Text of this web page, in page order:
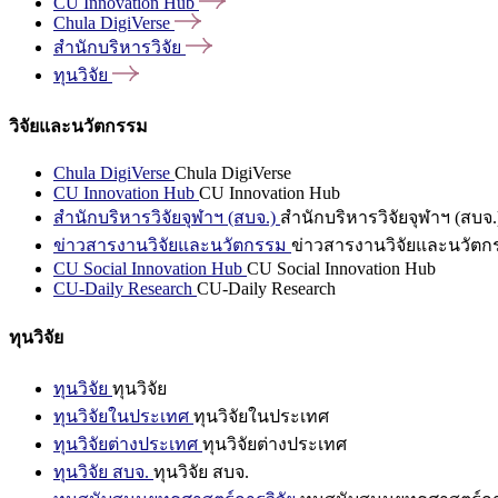
Chula DigiVerse
สำนักบริหารวิจัย
ทุนวิจัย
วิจัยและนวัตกรรม
Chula DigiVerse Chula DigiVerse
CU Innovation Hub CU Innovation Hub
สำนักบริหารวิจัยจุฬาฯ (สบจ.) สำนักบริหารวิจัยจุฬาฯ (สบจ
ข่าวสารงานวิจัยและนวัตกรรม ข่าวสารงานวิจัยและนวัตก
CU Social Innovation Hub CU Social Innovation Hub
CU-Daily Research CU-Daily Research
ทุนวิจัย
ทุนวิจัย ทุนวิจัย
ทุนวิจัยในประเทศ ทุนวิจัยในประเทศ
ทุนวิจัยต่างประเทศ ทุนวิจัยต่างประเทศ
ทุนวิจัย สบจ. ทุนวิจัย สบจ.